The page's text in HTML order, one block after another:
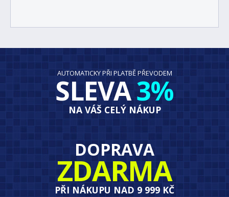
AUTOMATICKY PŘI PLATBĚ PŘEVODEM
SLEVA3%
NA VÁŠ CELÝ NÁKUP
DOPRAVA
ZDARMA
PŘI NÁKUPU NAD 9 999 KČ